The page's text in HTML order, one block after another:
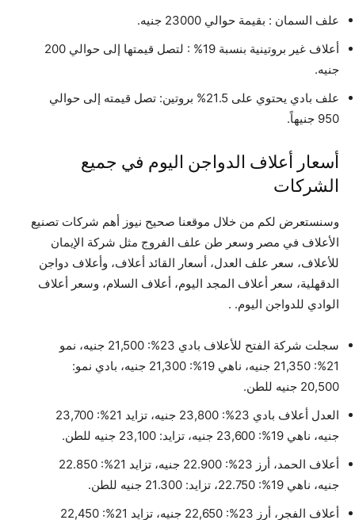
علف السمان : بقيمة حوالي 23000 جنيه.
أعلاف غير بروتينية بنسبة 19% : لتصل قيمتها إلى حوالي 200
جنيه.
علف بادي يحتوي على 21.5% بروتين: تصل قيمته إلى حوالي
950 جنيهاً.
أسعار أعلاف الدواجن اليوم في جميع
الشركات
وسنستعرض لكم من خلال موقعنا صحيح نيوز أهم شركات تصنيع
الأعلاف في مصر وسعر طن علف الفروج مثل شركة الإيمان
للأعلاف، سعر علف العدل، أسعار القائد أعلاف، وأعلاف دواجن
الدقهلية، سعر أعلاف المجد اليوم، أعلاف السلام، وسعر أعلاف
الوادي للدواجن اليوم. .
سجلت شركة الفتح للأعلاف بادي 23%: 21,500 جنيه، نمو
21%: 21,350 جنيه، ناهي 19%: 21,300 جنيه، بادي نمو:
20,500 جنيه للطن.
العدل أعلاف بادي 23%: 23,800 جنيه، تزايد 21%: 23,700
جنيه، ناهي 19%: 23,600 جنيه، تزايد: 23,100 جنيه للطن.
أعلاف الحمد، أرز 23%: 22.900 جنيه، تزايد 21%: 22.850
جنيه، ناهي 19%: 22.750، تزايد: 21.300 جنيه للطن.
أعلاف الفجر، أرز 23%: 22,650 جنيه، تزايد 21%: 22,450